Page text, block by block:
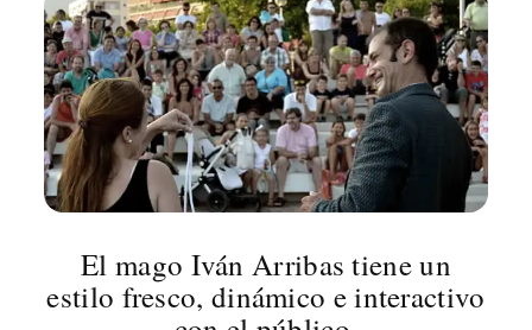
El mago Iván Arribas tiene un
estilo fresco, dinámico e interactivo